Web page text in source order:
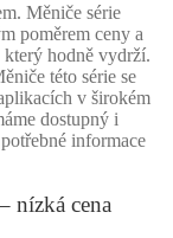
Měniče série
poměrem ceny a
který hodně vydrží.
této série se
v širokém
dostupný i
informace
nízká cena